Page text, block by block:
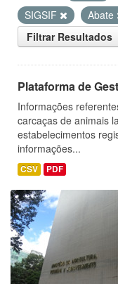
SIGSIF
Abate
Filtrar Resultados
Plataforma de
Informações
carcaças de animais
estabelecimentos
informações...
CSV PDF